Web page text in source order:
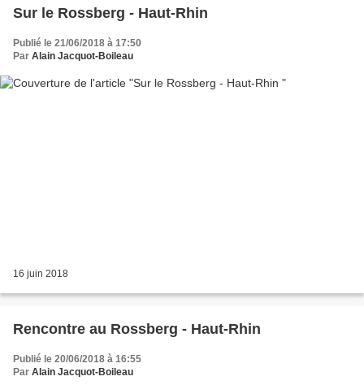
Sur le Rossberg - Haut-Rhin
Publié le 21/06/2018 à 17:50
Par Alain Jacquot-Boileau
16 juin 2018
Rencontre au Rossberg - Haut-Rhin
Publié le 20/06/2018 à 16:55
Par Alain Jacquot-Boileau